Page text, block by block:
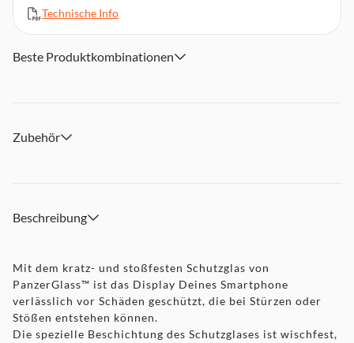
Technische Info
Beste Produktkombinationen
Zubehör
Beschreibung
Mit dem kratz- und stoßfesten Schutzglas von
PanzerGlass™ ist das Display Deines Smartphone
verlässlich vor Schäden geschützt, die bei Stürzen oder
Stößen entstehen können.
Die spezielle Beschichtung des Schutzglases ist wischfest,